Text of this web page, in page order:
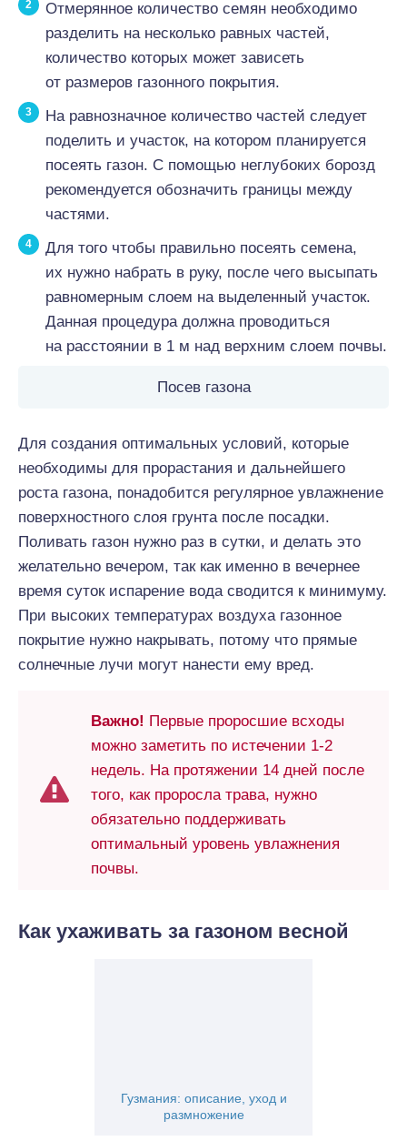
Отмерянное количество семян необходимо
разделить на несколько равных частей,
количество которых может зависеть
от размеров газонного покрытия.
На равнозначное количество частей следует
поделить и участок, на котором планируется
посеять газон. С помощью неглубоких борозд
рекомендуется обозначить границы между
частями.
Для того чтобы правильно посеять семена,
их нужно набрать в руку, после чего высыпать
равномерным слоем на выделенный участок.
Данная процедура должна проводиться
на расстоянии в 1 м над верхним слоем почвы.
Посев газона
Для создания оптимальных условий, которые
необходимы для прорастания и дальнейшего
роста газона, понадобится регулярное увлажнение
поверхностного слоя грунта после посадки.
Поливать газон нужно раз в сутки, и делать это
желательно вечером, так как именно в вечернее
время суток испарение вода сводится к минимуму.
При высоких температурах воздуха газонное
покрытие нужно накрывать, потому что прямые
солнечные лучи могут нанести ему вред.
Важно! Первые проросшие всходы
можно заметить по истечении 1-2
недель. На протяжении 14 дней после
того, как проросла трава, нужно
обязательно поддерживать
оптимальный уровень увлажнения
почвы.
Как ухаживать за газоном весной
Гузмания: описание, уход и
размножение